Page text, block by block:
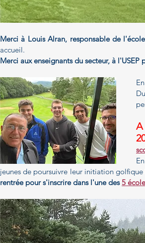
Merci à Louis Alran, responsable de
accueil.
Merci aux enseignants du secteur, à
jeunes de poursuivre leur initiation golfique
rentrée pour s'inscrire dans l'une des 5